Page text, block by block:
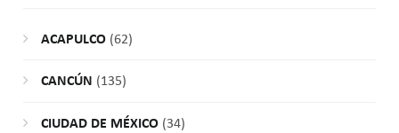
ACAPULCO(62)
CANCÚN (135)
CIUDAD DE MÉXICO(34)